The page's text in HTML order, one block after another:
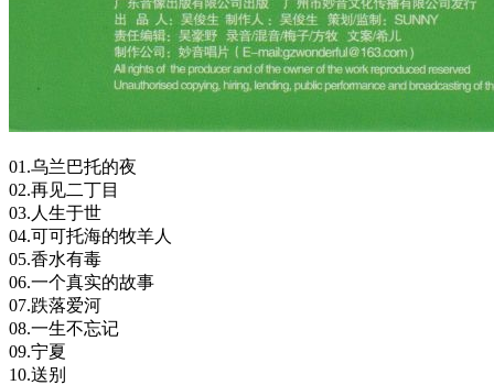
01.乌兰巴托的夜
02.再见二丁目
03.人生于世
04.可可托海的牧羊人
05.香水有毒
06.一个真实的故事
07.跌落爱河
08.一生不忘记
09.宁夏
10.送别